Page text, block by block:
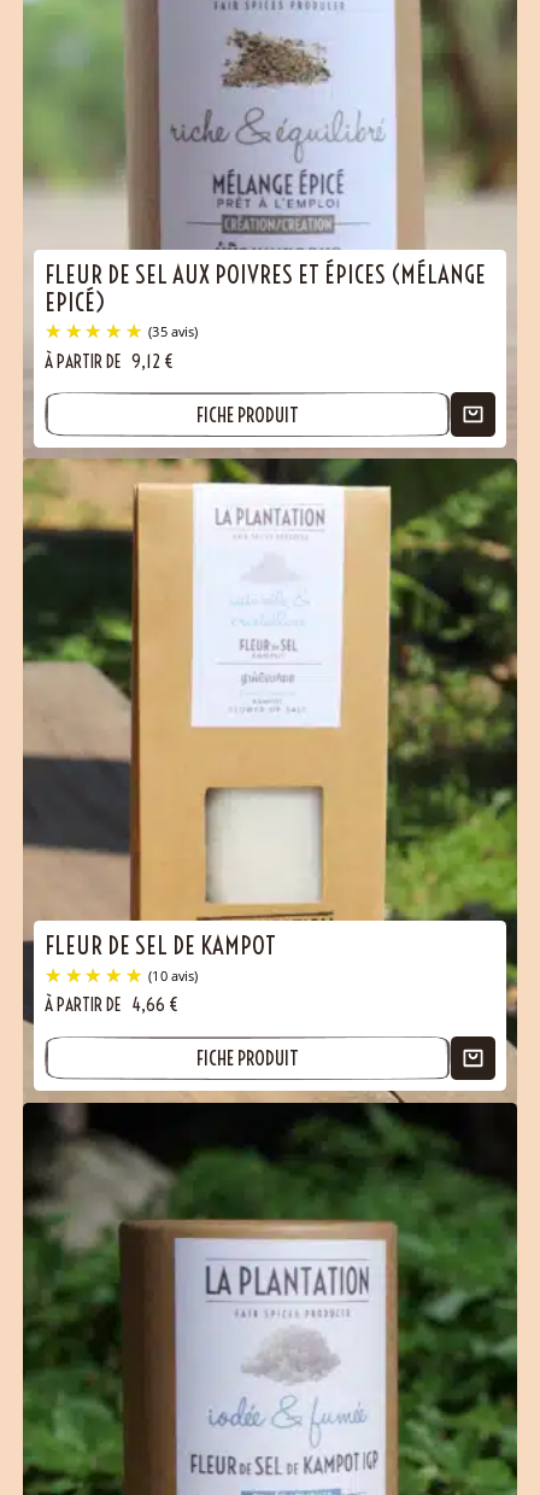
FLEUR DE SEL AUX POIVRES ET ÉPICES (MÉLANGE
EPICÉ)
À PARTIR DE 9,12 €
FICHE PRODUIT
FLEUR DE SEL DE KAMPOT
À PARTIR DE 4,66 €
FICHE PRODUIT